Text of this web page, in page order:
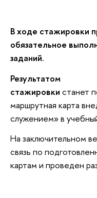
В ходе стажировки
обязательное
заданий.
Результатом
стажировки станет
маршрутная карта
служением» в
На заключительном
связь по
картам и проведен